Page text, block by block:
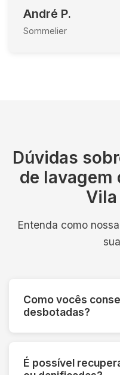
André P.
Sommelier
Dúvidas
de lavagem
Entenda como
Como vocês
desbotadas?
pigmentos das fibras
que devolvem a
É possível